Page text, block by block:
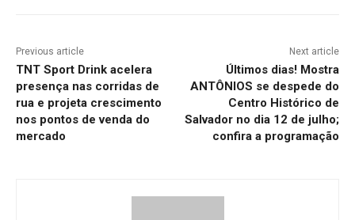
Previous article
TNT Sport Drink acelera
presença nas corridas de
rua e projeta crescimento
nos pontos de venda do
mercado
Next article
Últimos dias! Mostra
ANTÔNIOS se despede do
Centro Histórico de
Salvador no dia 12 de julho;
confira a programação